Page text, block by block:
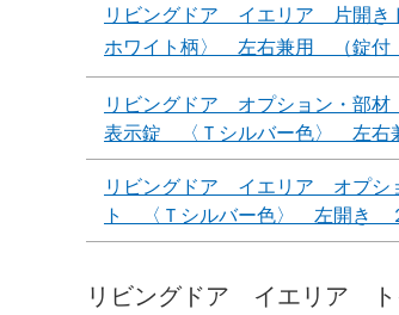
リビングドア イエリア 片開
ホワイト柄〉 左右兼用 （錠付
リビングドア オプション・部
表示錠 〈Ｔシルバー色〉 左右
リビングドア イエリア オプシ
ト 〈Ｔシルバー色〉 左開き
リビングドア イエリア